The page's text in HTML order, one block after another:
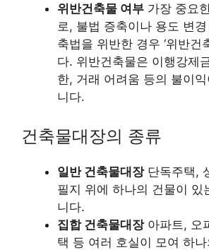
위반건축물 여부 가장 중요
로, 불법 증축이나 용도 변
축법을 위반한 경우 ‘위반건
다. 위반건축물은 이행강제
한, 거래 어려움 등의 불이
니다.
건축물대장의 종류
일반 건축물대장단독주택,
필지 위에 하나의 건물이 있
니다.
집합 건축물대장아파트, 오
택 등 여러 호실이 모여 하